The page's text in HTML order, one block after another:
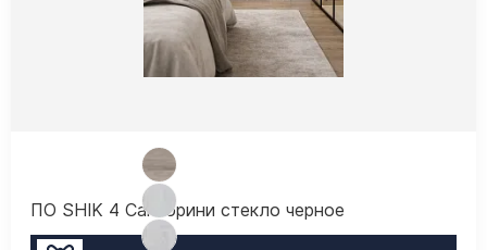
ПО SHIK 4 Санторини стекло черное